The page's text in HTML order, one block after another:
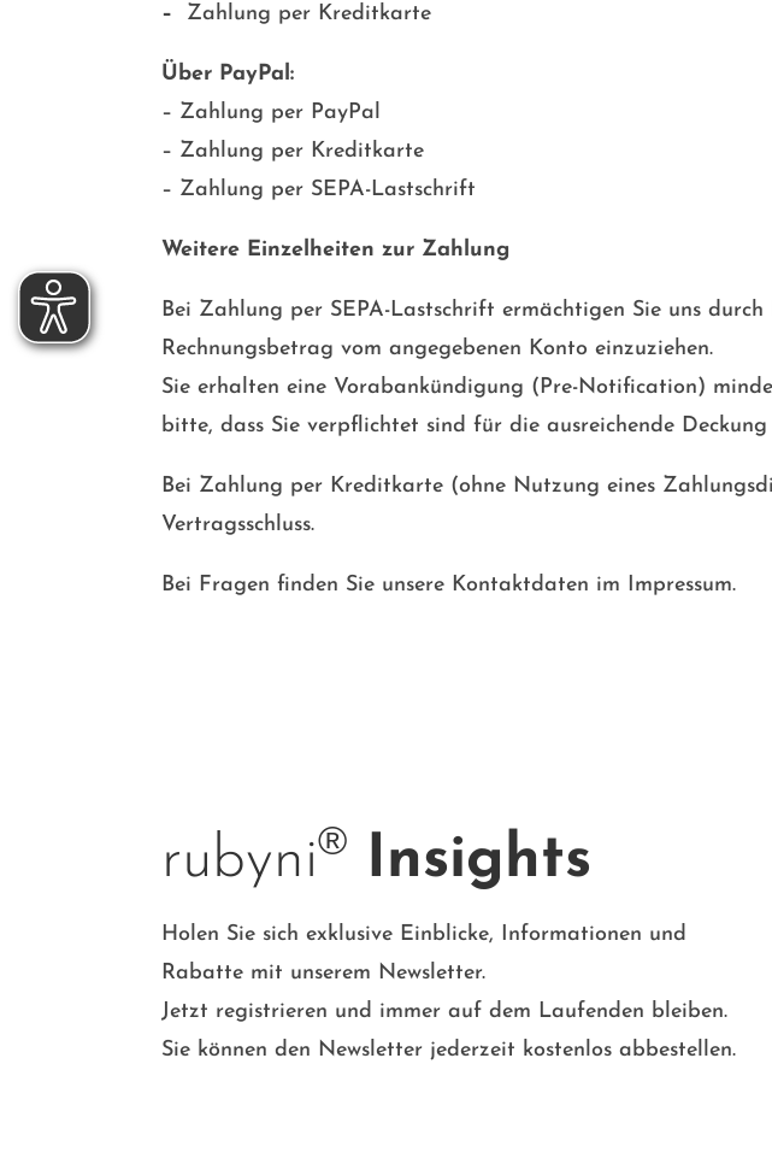
– Zahlung per Kreditkarte
Über PayPal:
– Zahlung per PayPal
– Zahlung per Kreditkarte
– Zahlung per SEPA-Lastschrift
Weitere Einzelheiten zur Zahlung
Bei Zahlung per SEPA-Lastschrift ermächtigen Sie uns
Rechnungsbetrag vom angegebenen Konto einzuziehen.
Sie erhalten eine Vorabankündigung (Pre-Notification)
bitte, dass Sie verpflichtet sind für die ausreichende
Bei Zahlung per Kreditkarte (ohne Nutzung eines
Vertragsschluss.
Bei Fragen finden Sie unsere Kontaktdaten im Impressum.
rubyni® Insights
Holen Sie sich exklusive Einblicke, Informationen und
Rabatte mit unserem Newsletter.
Jetzt registrieren und immer auf dem Laufenden bleiben.
Sie können den Newsletter jederzeit kostenlos abbestellen.